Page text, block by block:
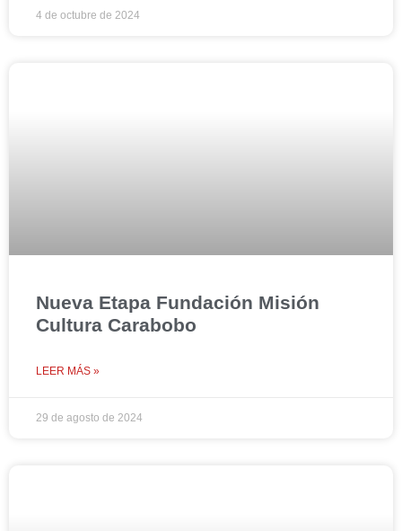
4 de octubre de 2024
Nueva Etapa Fundación Misión
Cultura Carabobo
LEER MÁS »
29 de agosto de 2024